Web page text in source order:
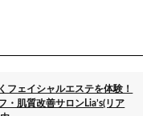
フェイシャルエステを体験！
・肌質改善サロンLia’s(リア